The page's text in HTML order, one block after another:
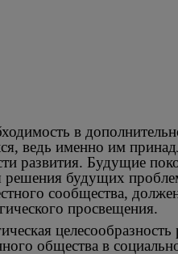
в
ведь именно им
развития. Будущие
решения будущих
сообщества,
просвещения.
общества в